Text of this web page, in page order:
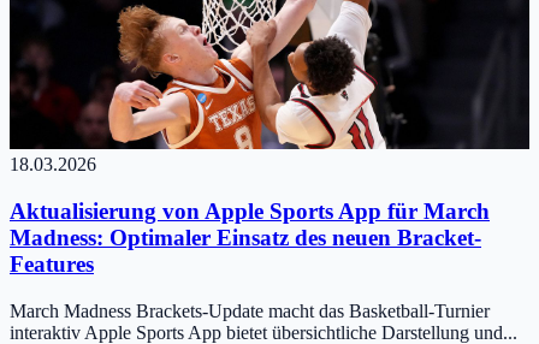
18.03.2026
Aktualisierung von Apple Sports App für March
Madness: Optimaler Einsatz des neuen Bracket-
Features
March Madness Brackets-Update macht das Basketball-Turnier
interaktiv Apple Sports App bietet übersichtliche Darstellung und...